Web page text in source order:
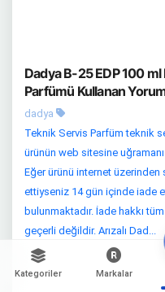
Kategoriler Markalar
Dadya B-25 EDP 100 ml
Parfümü Kullanan
dadya
Teknik Servis Parfüm teknik
ürünün web sitesine
Eğer ürünü internet üzerinden
ettiyseniz 14 gün içinde iade
bulunmaktadır. İade hakkı
geçerli değildir. Arızalı Dad...